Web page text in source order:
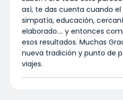
así, te das cuenta cuando
simpatía, educación,
elaborado…. y entonces
esos resultados. Muchas
nueva tradición y punto de
viajes.